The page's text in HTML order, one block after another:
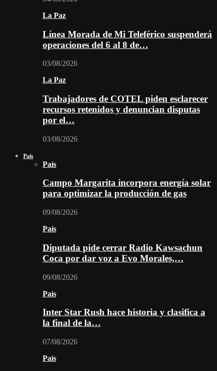
La Paz
Línea Morada de Mi Teleférico suspenderá
operaciones del 6 al 8 de…
03/08/2026
La Paz
Trabajadores de COTEL piden esclarecer
recursos retenidos y denuncian disputas
por el…
03/08/2026
País
País
Campo Margarita incorpora energía solar
para optimizar la producción de gas
09/08/2026
País
Diputada pide cerrar Radio Kawsachun
Coca por dar voz a Evo Morales,…
09/08/2026
País
Inter Star Rush hace historia y clasifica a
la final de la…
07/08/2026
País